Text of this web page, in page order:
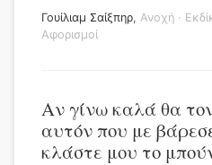
Γουίλιαμ Σαίξπηρ, Ανοχή ·
Αφορισμοί
Αν γίνω καλά θα
αυτόν που με
κλάστε μου το